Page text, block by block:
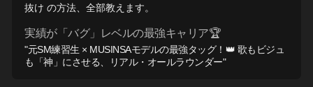
抜け の方法、全部教えます。
実績が「バグ」レベルの最強キャリア🏆
"元SM練習生 × MUSINSAモデルの最強タッグ！👑 歌もビジュ
も「神」にさせる、リアル・オールラウンダー"